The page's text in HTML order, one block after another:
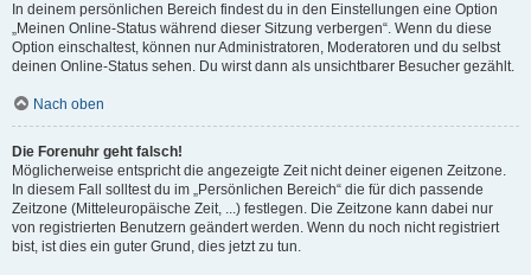
In deinem persönlichen Bereich findest du in den Einstellungen eine Option
„Meinen Online-Status während dieser Sitzung verbergen“. Wenn du diese
Option einschaltest, können nur Administratoren, Moderatoren und du selbst
deinen Online-Status sehen. Du wirst dann als unsichtbarer Besucher gezählt.
Nach oben
Die Forenuhr geht falsch!
Möglicherweise entspricht die angezeigte Zeit nicht deiner eigenen Zeitzone.
In diesem Fall solltest du im „Persönlichen Bereich“ die für dich passende
Zeitzone (Mitteleuropäische Zeit, ...) festlegen. Die Zeitzone kann dabei nur
von registrierten Benutzern geändert werden. Wenn du noch nicht registriert
bist, ist dies ein guter Grund, dies jetzt zu tun.